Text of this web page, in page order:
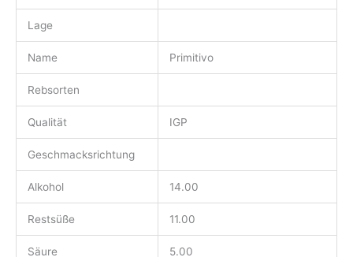
Lage
Name Primitivo
Rebsorten
Qualität IGP
Geschmacksrichtung
Alkohol 14.00
Restsüße 11.00
Säure 5.00